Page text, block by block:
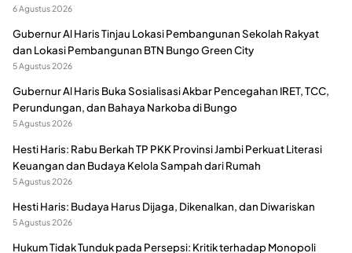
6 Agustus 2026
Gubernur Al Haris Tinjau Lokasi Pembangunan Sekolah Rakyat
dan Lokasi Pembangunan BTN Bungo Green City
5 Agustus 2026
Gubernur Al Haris Buka Sosialisasi Akbar Pencegahan IRET, TCC,
Perundungan, dan Bahaya Narkoba di Bungo
5 Agustus 2026
Hesti Haris: Rabu Berkah TP PKK Provinsi Jambi Perkuat Literasi
Keuangan dan Budaya Kelola Sampah dari Rumah
5 Agustus 2026
Hesti Haris: Budaya Harus Dijaga, Dikenalkan, dan Diwariskan
5 Agustus 2026
Hukum Tidak Tunduk pada Persepsi: Kritik terhadap Monopoli